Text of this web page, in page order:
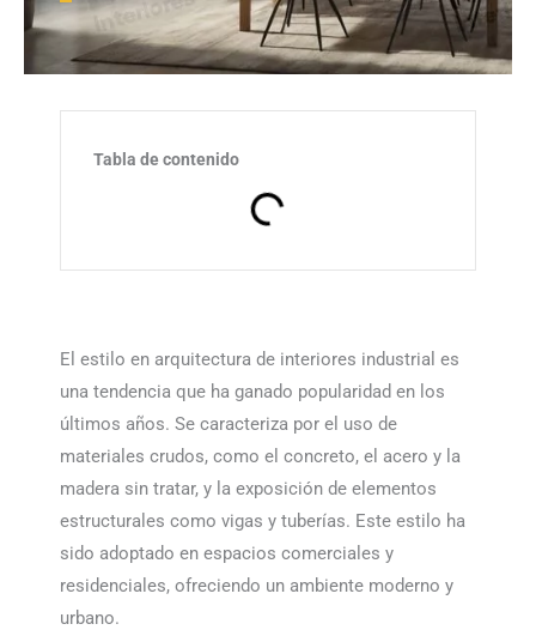
Tabla de contenido
El estilo en arquitectura de interiores industrial es
una tendencia que ha ganado popularidad en los
últimos años. Se caracteriza por el uso de
materiales crudos, como el concreto, el acero y la
madera sin tratar, y la exposición de elementos
estructurales como vigas y tuberías. Este estilo ha
sido adoptado en espacios comerciales y
residenciales, ofreciendo un ambiente moderno y
urbano.